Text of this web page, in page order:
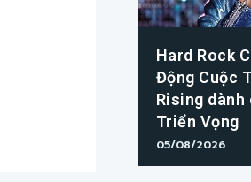
Hard Rock
Động Cuộc
Rising dành
Triển Vọng
05/08/2026